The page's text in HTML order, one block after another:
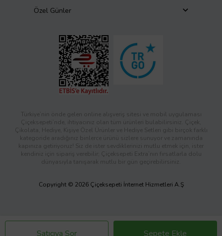
Satıcıya Sor Sepete Ekle
Özel Günler
Türkiye’nin önde gelen online alışveriş sitesi ve mobil uygulaması
Çiçeksepeti’nde, ihtiyacınız olan tüm ürünleri bulabilirsiniz. Çiçek,
Çikolata, Hediye, Kişiye Özel Ürünler ve Hediye Setleri gibi birçok farklı
kategoride aradığınız binlerce ürünü sizlere sunuyor ve zamanında
kapınıza getiriyoruz! Siz de ister sevdiklerinizi mutlu etmek için, ister
kendiniz için sipariş verebilir; Çiçeksepeti Extra’nın fırsatlarla dolu
dünyasıyla tanışarak mutlu bir gün geçirebilirsiniz.
Copyright © 2026 Çiçeksepeti İnternet Hizmetleri A.Ş